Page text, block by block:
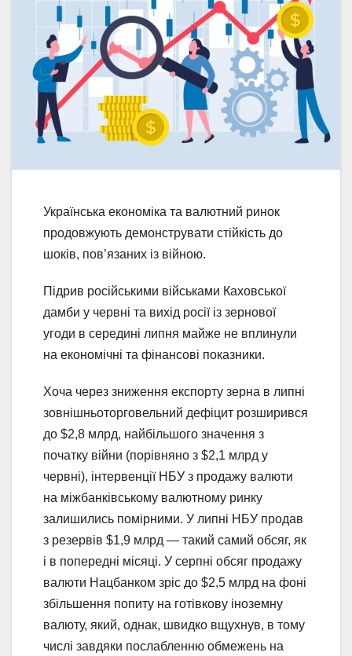
Українська економіка та валютний ринок
продовжують демонструвати стійкість до
шоків, пов’язаних із війною.
Підрив російськими військами Каховської
дамби у червні та вихід росії із зернової
угоди в середині липня майже не вплинули
на економічні та фінансові показники.
Хоча через зниження експорту зерна в липні
зовнішньоторговельний дефіцит розширився
до $2,8 млрд, найбільшого значення з
початку війни (порівняно з $2,1 млрд у
червні), інтервенції НБУ з продажу валюти
на міжбанківському валютному ринку
залишились помірними. У липні НБУ продав
з резервів $1,9 млрд — такий самий обсяг, як
і в попередні місяці. У серпні обсяг продажу
валюти Нацбанком зріс до $2,5 млрд на фоні
збільшення попиту на готівкову іноземну
валюту, який, однак, швидко вщухнув, в тому
числі завдяки послабленню обмежень на